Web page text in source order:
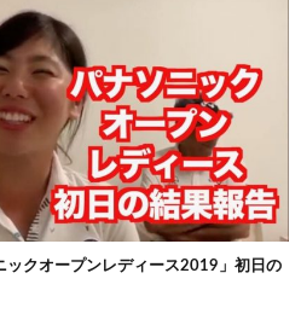
ックオープンレディース2019」初日の